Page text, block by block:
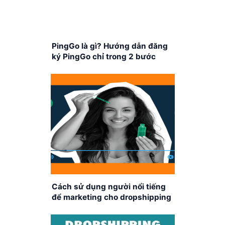
PingGo là gì? Hướng dẫn đăng
ký PingGo chỉ trong 2 bước
Cách sử dụng người nổi tiếng
để marketing cho dropshipping